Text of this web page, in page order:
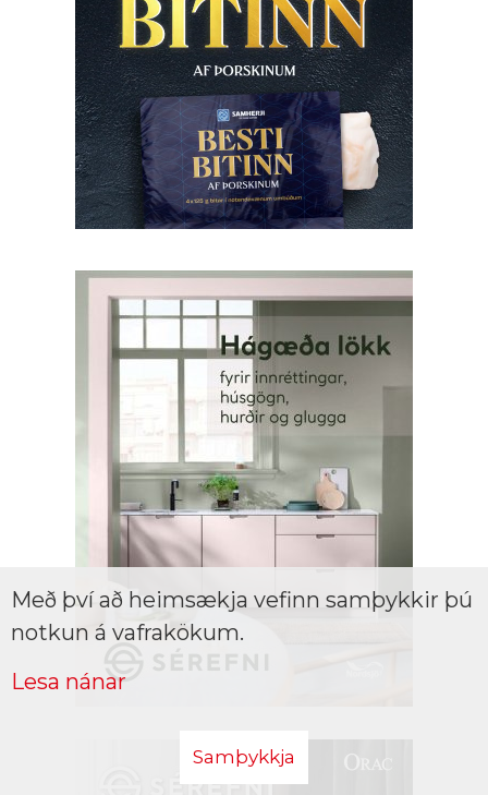
Með því að heimsækja vefinn samþykkir þú
notkun á vafrakökum.
Lesa nánar
Samþykkja